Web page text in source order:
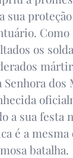
sua
os
Senhora
a sua festa
é a
batalha.